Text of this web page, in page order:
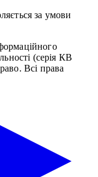
за умови
(серія КВ
Всі права